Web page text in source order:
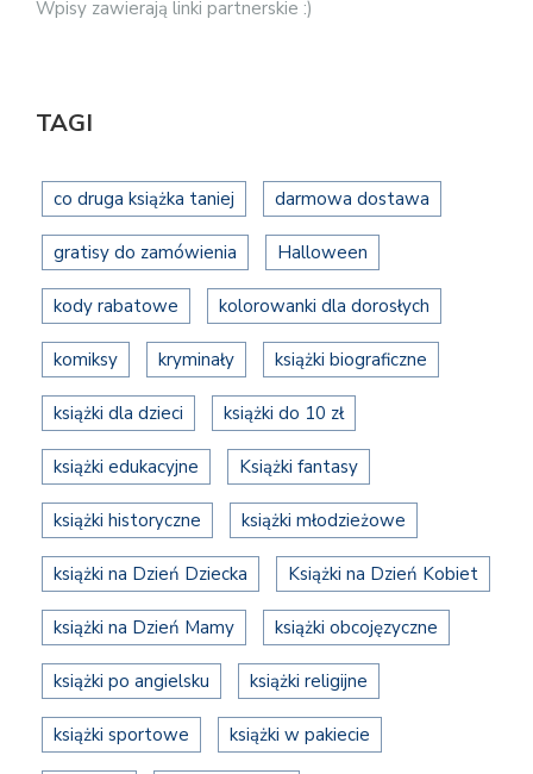
Wpisy zawierają linki partnerskie :)
TAGI
co druga książka taniej darmowa dostawa
gratisy do zamówienia Halloween
kody rabatowe kolorowanki dla dorosłych
komiksy kryminały książki biograficzne
książki dla dzieci książki do 10 zł
książki edukacyjne Książki fantasy
książki historyczne książki młodzieżowe
książki na Dzień Dziecka Książki na Dzień Kobiet
książki na Dzień Mamy książki obcojęzyczne
książki po angielsku książki religijne
książki sportowe książki w pakiecie